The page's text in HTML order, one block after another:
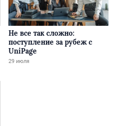
Не все так сложно:
поступление за рубеж с
UniPage
29 июля